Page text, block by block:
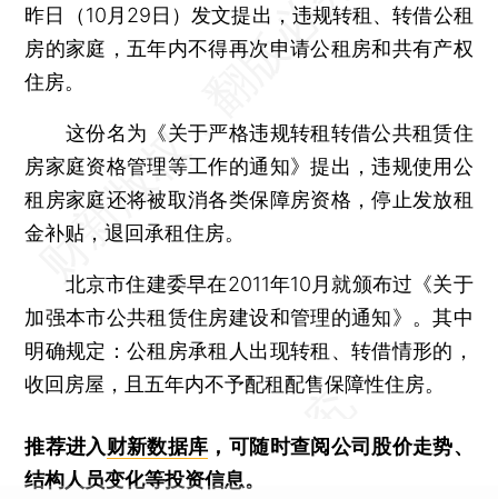
昨日（10月29日）发文提出，违规转租、转借公租
房的家庭，五年内不得再次申请公租房和共有产权
住房。
这份名为《关于严格违规转租转借公共租赁住
房家庭资格管理等工作的通知》提出，违规使用公
租房家庭还将被取消各类保障房资格，停止发放租
金补贴，退回承租住房。
北京市住建委早在2011年10月就颁布过《关于
加强本市公共租赁住房建设和管理的通知》。其中
明确规定：公租房承租人出现转租、转借情形的，
收回房屋，且五年内不予配租配售保障性住房。
推荐进入财新数据库 ，可随时查阅公司股价走势、
结构人员变化等投资信息。